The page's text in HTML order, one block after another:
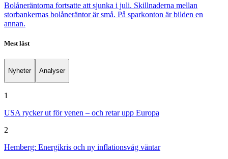
Bolåneräntorna fortsatte att sjunka i juli. Skillnaderna mellan
storbankernas bolåneräntor är små. På sparkonton är bilden en
annan.
Mest läst
Nyheter Analyser
1
USA rycker ut för yenen – och retar upp Europa
2
Hemberg: Energikris och ny inflationsvåg väntar